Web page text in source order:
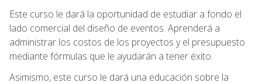
Este curso le dará la oportunidad de estudiar a fondo el
lado comercial del diseño de eventos. Aprenderá a
administrar los costos de los proyectos y el presupuesto
mediante fórmulas que le ayudarán a tener éxito.
Asimismo, este curso le dará una educación sobre la